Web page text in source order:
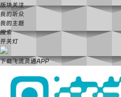
版块关注
我的听众
我的主题
搜索
开关灯
下载飞流灵通APP